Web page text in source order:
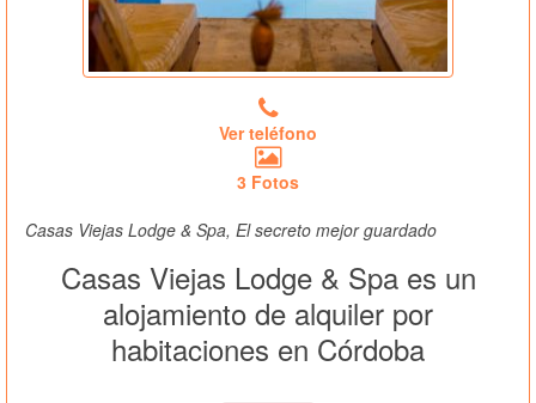
Ver teléfono
3 Fotos
Casas Viejas Lodge & Spa, El secreto mejor guardado
Casas Viejas Lodge & Spa es un
alojamiento de alquiler por
habitaciones en Córdoba